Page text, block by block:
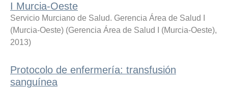
I Murcia-Oeste
Servicio Murciano de Salud. Gerencia Área de Salud I
(Murcia-Oeste) (Gerencia Área de Salud I (Murcia-Oeste),
2013)
Protocolo de enfermería: transfusión
sanguínea